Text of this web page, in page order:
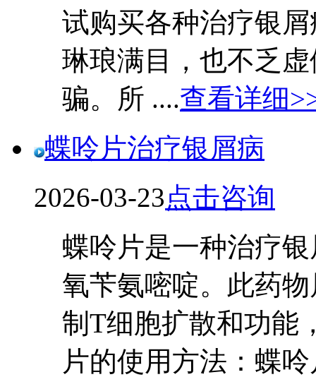
试购买各种治疗银
琳琅满目，也不乏
骗。所 ....查看详细
蝶呤片治疗银屑病
2026-03-23点击咨询
蝶呤片是一种治疗
氧苄氨嘧啶。此药
制T细胞扩散和功能
片的使用方法：蝶